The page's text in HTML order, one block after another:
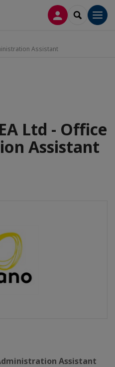
CONNEXION
Assistant
Ltd - Office
Assistant
Assistant